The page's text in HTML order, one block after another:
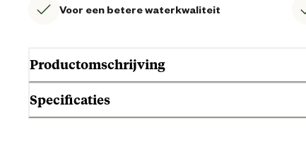
Voor een betere waterkwaliteit
Productomschrijving
Specificaties